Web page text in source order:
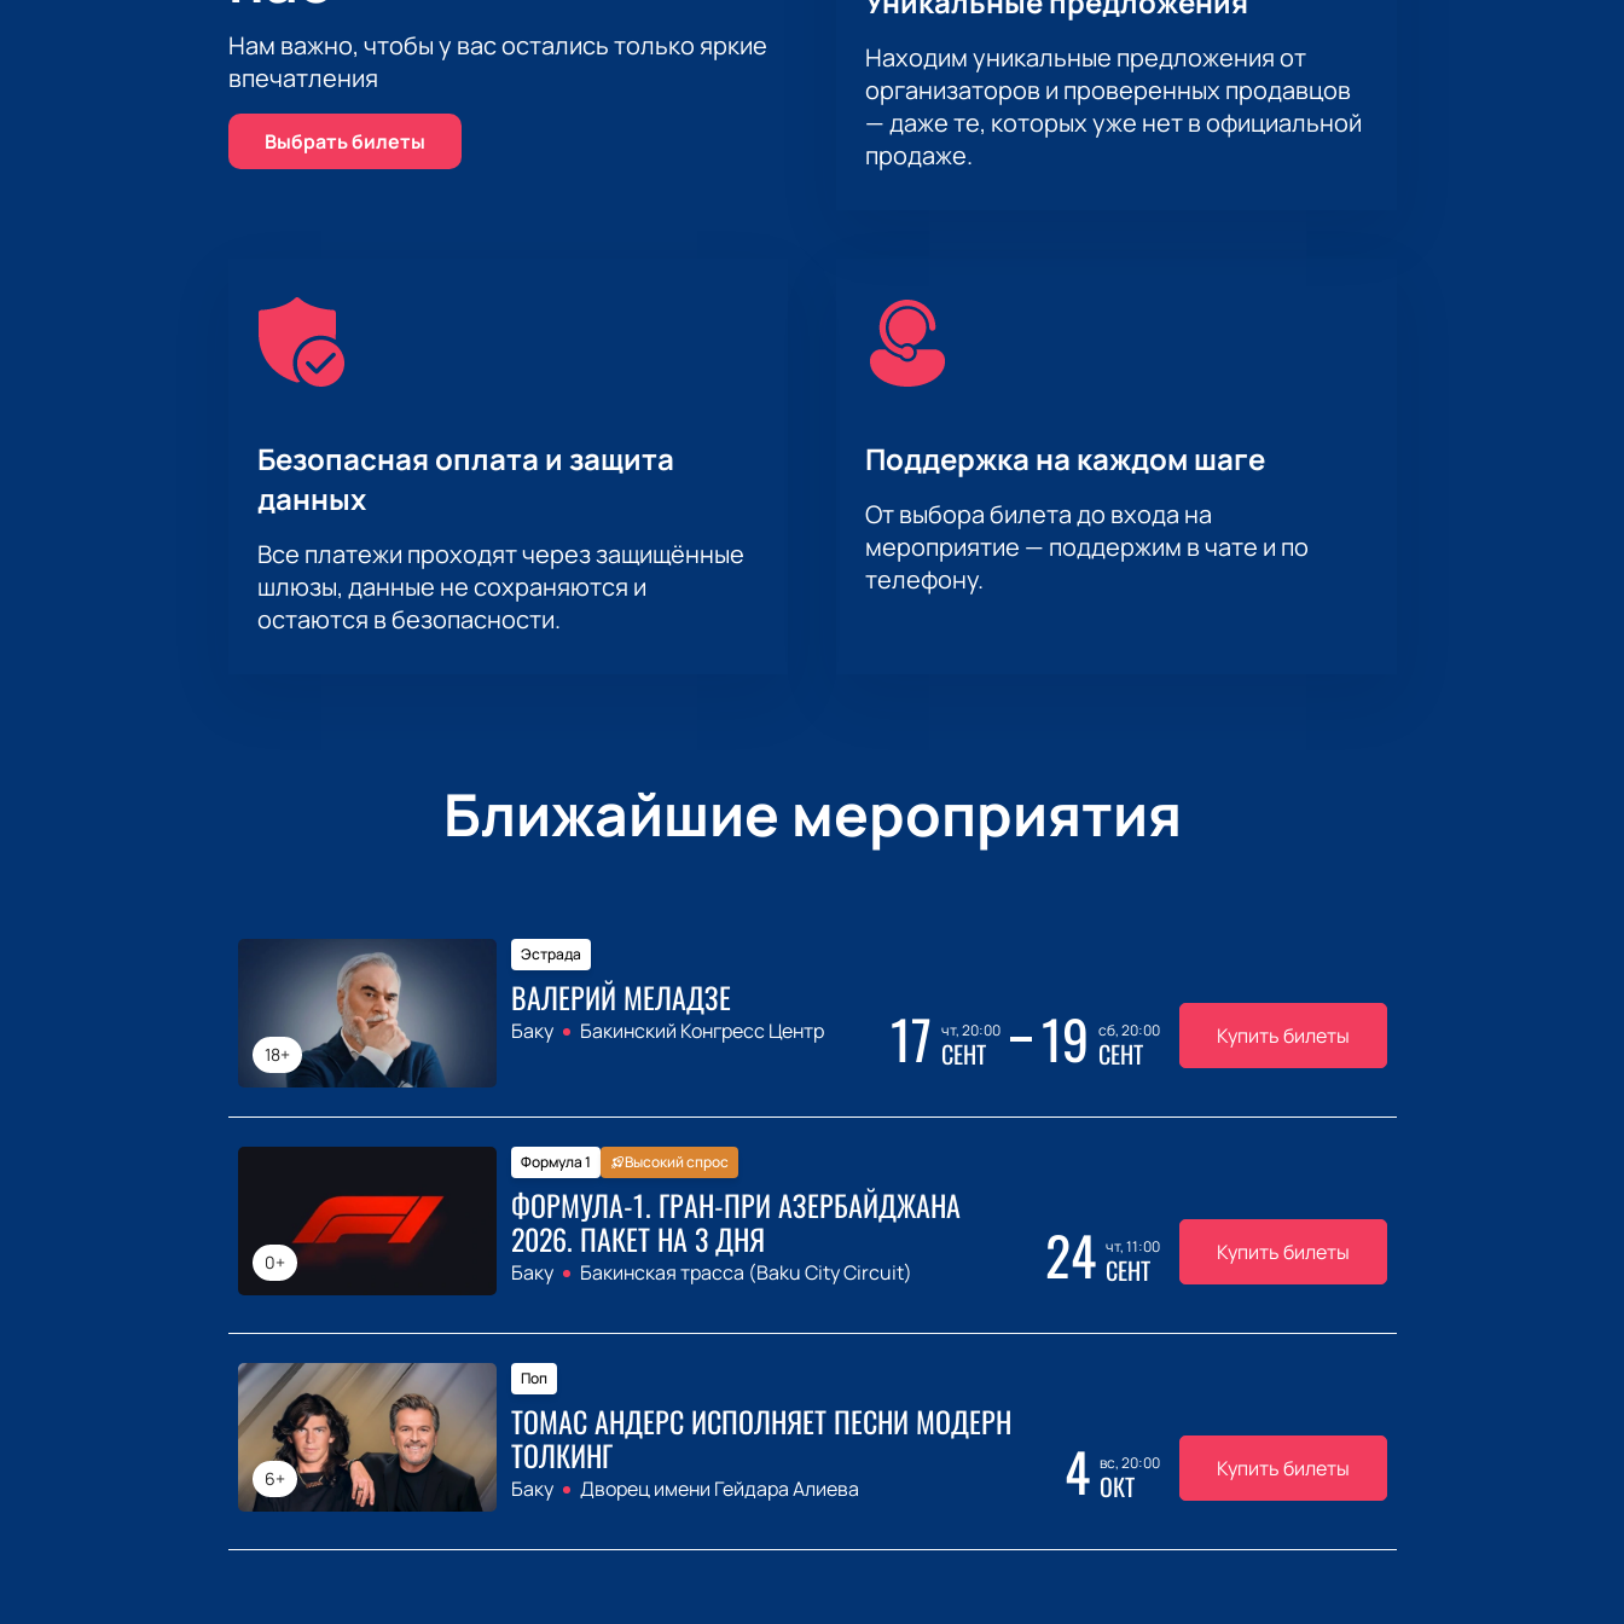
Нам важно, чтобы у вас остались только яркие
впечатления
Выбрать билеты
Находим уникальные предложения от
организаторов и проверенных продавцов
— даже те, которых уже нет в официальной
продаже.
Безопасная оплата и защита
данных
Все платежи проходят через защищённые
шлюзы, данные не сохраняются и
остаются в безопасности.
Поддержка на каждом шаге
От выбора билета до входа на
мероприятие — поддержим в чате и по
телефону.
Ближайшие мероприятия
18+
Эстрада
ВАЛЕРИЙ МЕЛАДЗЕ
Баку Бакинский Конгресс Центр 17 чт, 20:00
СЕНТ 19 сб, 20:00
СЕНТ Купить билеты
0+
Формула 1 Высокий спрос
ФОРМУЛА-1. ГРАН-ПРИ АЗЕРБАЙДЖАНА
2026. ПАКЕТ НА 3 ДНЯ
Баку Бакинская трасса (Baku City Circuit) 24 чт, 11:00
СЕНТ Купить билеты
6+
Поп
ТОМАС АНДЕРС ИСПОЛНЯЕТ ПЕСНИ МОДЕРН
ТОЛКИНГ
Баку Дворец имени Гейдара Алиева 4 вс, 20:00
ОКТ Купить билеты